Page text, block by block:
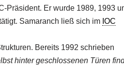
Präsident. Er wurde 1989, 1993
Samaranch ließ sich im IOC
Bereits 1992 schrieben
hinter geschlossenen Türen